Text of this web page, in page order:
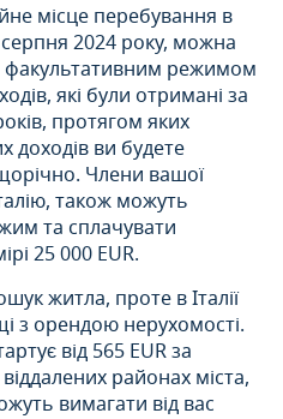
місце перебування в
серпня 2024 року, можна
факультативним режимом
які були отримані за
протягом яких
доходів ви будете
Члени вашої
також можуть
та сплачувати
25 000 EUR.
житла, проте в Італії
з орендою нерухомості.
від 565 EUR за
районах міста,
вимагати від вас